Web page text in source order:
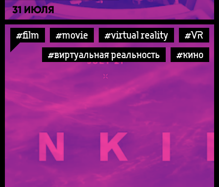
31 ИЮЛЯ
#film #movie #virtual reality
#VR
#виртуальная реальность
#кино